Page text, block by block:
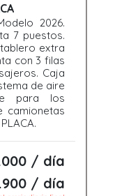
2026.
7 puestos.
extra
con 3 filas
Caja
de aire
para los
camionetas
/ día
/ día